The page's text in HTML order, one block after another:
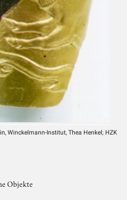
Winckelmann-Institut, Thea Henkel; HZK
Objekte